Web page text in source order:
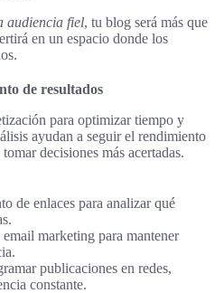
audiencia fiel, tu blog será más que
en un espacio donde los
de resultados
para optimizar tiempo y
ayudan a seguir el rendimiento
decisiones más acertadas.
de enlaces para analizar qué
email marketing para mantener
publicaciones en redes,
constante.